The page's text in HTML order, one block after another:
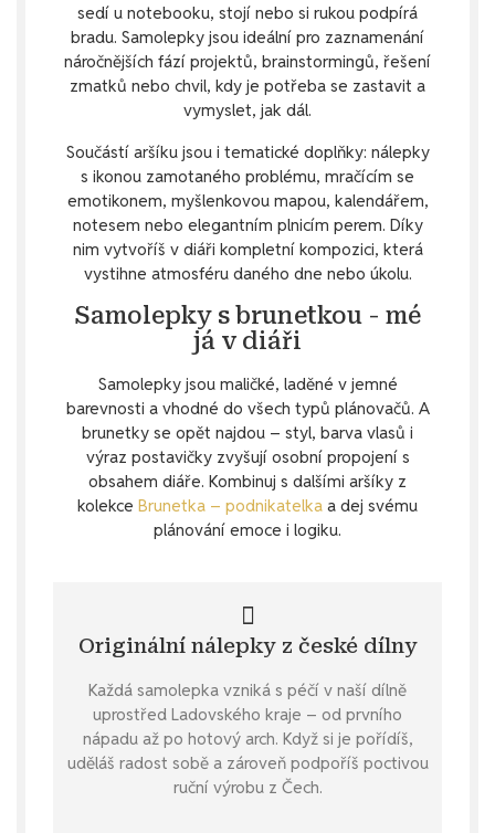
sedí u notebooku, stojí nebo si rukou podpírá
bradu. Samolepky jsou ideální pro zaznamenání
náročnějších fází projektů, brainstormingů, řešení
zmatků nebo chvil, kdy je potřeba se zastavit a
vymyslet, jak dál.
Součástí aršíku jsou i tematické doplňky: nálepky
s ikonou zamotaného problému, mračícím se
emotikonem, myšlenkovou mapou, kalendářem,
notesem nebo elegantním plnicím perem. Díky
nim vytvoříš v diáři kompletní kompozici, která
vystihne atmosféru daného dne nebo úkolu.
Samolepky s brunetkou - mé
já v diáři
Samolepky jsou maličké, laděné v jemné
barevnosti a vhodné do všech typů plánovačů. A
brunetky se opět najdou – styl, barva vlasů i
výraz postavičky zvyšují osobní propojení s
obsahem diáře. Kombinuj s dalšími aršíky z
kolekce Brunetka – podnikatelka a dej svému
plánování emoce i logiku.
Originální nálepky z české dílny
Každá samolepka vzniká s péčí v naší dílně
uprostřed Ladovského kraje – od prvního
nápadu až po hotový arch. Když si je pořídíš,
uděláš radost sobě a zároveň podpoříš poctivou
ruční výrobu z Čech.